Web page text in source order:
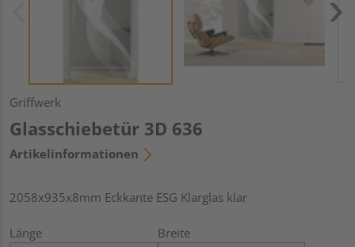
Griffwerk
Glasschiebetür 3D 636
Artikelinformationen
2058x935x8mm Eckkante ESG Klarglas klar
Länge Breite